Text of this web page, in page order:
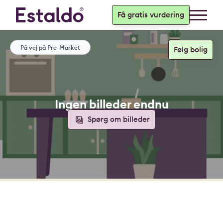
Få gratis vurdering
Ingen billeder endnu
Spørg om billeder
På vej på Pre-Market